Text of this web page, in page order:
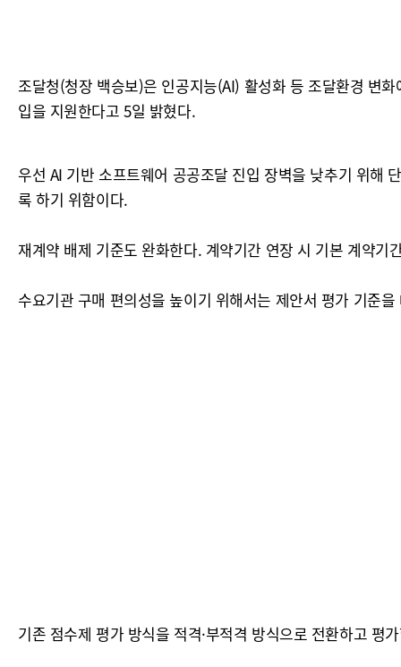
조달청(청장 백승보)은 인공지능(AI) 활성화 등 조달환경 변
입을 지원한다고 5일 밝혔다.
우선 AI 기반 소프트웨어 공공조달 진입 장벽을 낮추기 위해
록 하기 위함이다.
재계약 배제 기준도 완화한다. 계약기간 연장 시 기본 계약
수요기관 구매 편의성을 높이기 위해서는 제안서 평가 기준
기존 점수제 평가 방식을 적격·부적격 방식으로 전환하고